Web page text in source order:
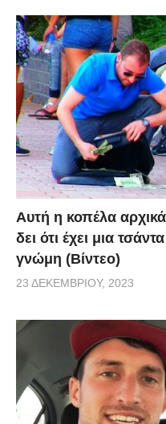
Αυτή η κοπέλα
δει ότι έχει μια
γνώμη (Βίντεο)
23 ΔΕΚΕΜΒΡΊΟΥ, 2023